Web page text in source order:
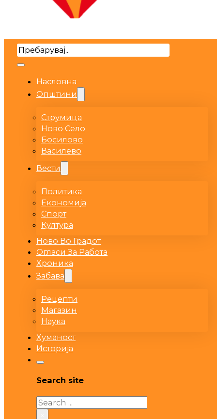
Search
Насловна
Општини
Струмица
Ново Село
Босилово
Василево
Вести
Политика
Економија
Спорт
Култура
Ново Во Градот
Огласи За Работа
Хроника
Забава
Рецепти
Магазин
Наука
Хуманост
Историја
Search site
Search